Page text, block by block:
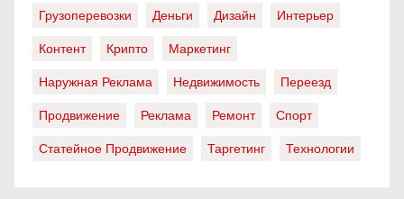
Грузоперевозки
Деньги Дизайн
Интерьер
Контент
Крипто
Маркетинг
Наружная Реклама
Недвижимость
Переезд
Продвижение
Реклама Ремонт
Спорт
Статейное Продвижение
Таргетинг Технологии